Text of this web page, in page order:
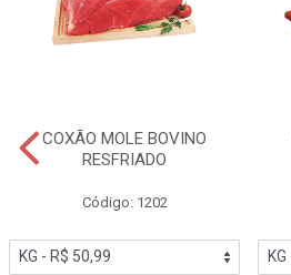
COXÃO MOLE BOVINO
RESFRIADO
Código: 1202